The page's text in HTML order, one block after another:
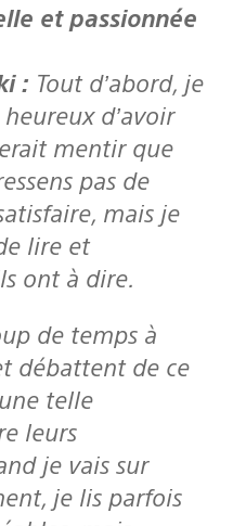
et passionnée
: Tout d’abord, je
d’avoir
mentir que
pas de
mais je
lire et
ont à dire.
débattent de ce
telle
leurs
je vais sur
je lis parfois